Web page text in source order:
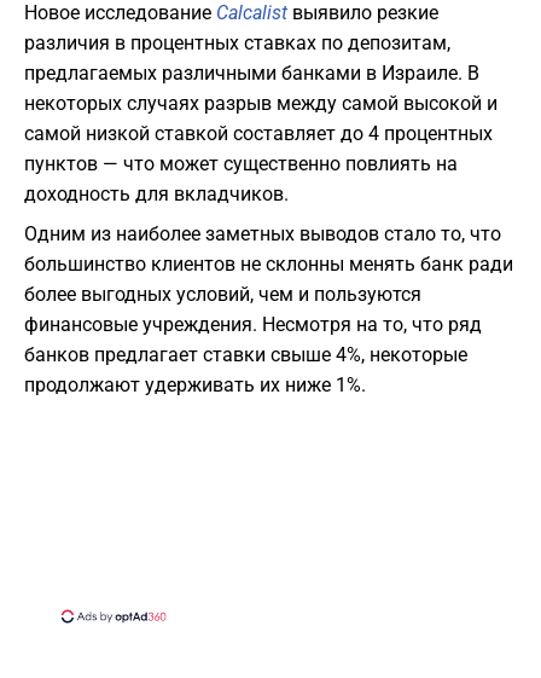
Новое исследование Calcalist выявило резкие
различия в процентных ставках по депозитам,
предлагаемых различными банками в Израиле. В
некоторых случаях разрыв между самой высокой и
самой низкой ставкой составляет до 4 процентных
пунктов — что может существенно повлиять на
доходность для вкладчиков.
Одним из наиболее заметных выводов стало то, что
большинство клиентов не склонны менять банк ради
более выгодных условий, чем и пользуются
финансовые учреждения. Несмотря на то, что ряд
банков предлагает ставки свыше 4%, некоторые
продолжают удерживать их ниже 1%.